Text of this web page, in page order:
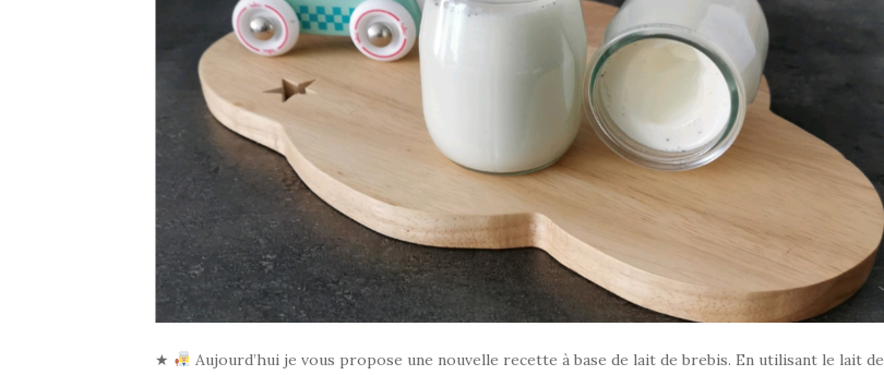
★
Aujourd’hui je vous propose une nouvelle recette à base de lait de brebis. En utilisant le lait de